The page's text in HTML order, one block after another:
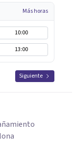
Más horas
10:00
13:00
Siguiente